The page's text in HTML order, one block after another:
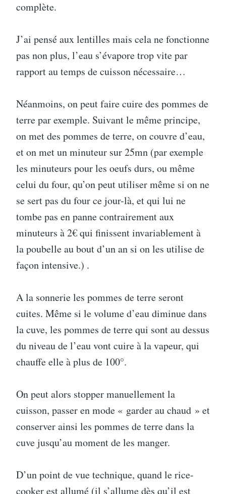
complète.
J’ai pensé aux lentilles mais cela ne fonctionne
pas non plus, l’eau s’évapore trop vite par
rapport au temps de cuisson nécessaire…
Néanmoins, on peut faire cuire des pommes de
terre par exemple. Suivant le même principe,
on met des pommes de terre, on couvre d’eau,
et on met un minuteur sur 25mn (par exemple
les minuteurs pour les oeufs durs, ou même
celui du four, qu’on peut utiliser même si on ne
se sert pas du four ce jour-là, et qui lui ne
tombe pas en panne contrairement aux
minuteurs à 2€ qui finissent invariablement à
la poubelle au bout d’un an si on les utilise de
façon intensive.) .
A la sonnerie les pommes de terre seront
cuites. Même si le volume d’eau diminue dans
la cuve, les pommes de terre qui sont au dessus
du niveau de l’eau vont cuire à la vapeur, qui
chauffe elle à plus de 100°.
On peut alors stopper manuellement la
cuisson, passer en mode « garder au chaud » et
conserver ainsi les pommes de terre dans la
cuve jusqu’au moment de les manger.
D’un point de vue technique, quand le rice-
cooker est allumé (il s’allume dès qu’il est